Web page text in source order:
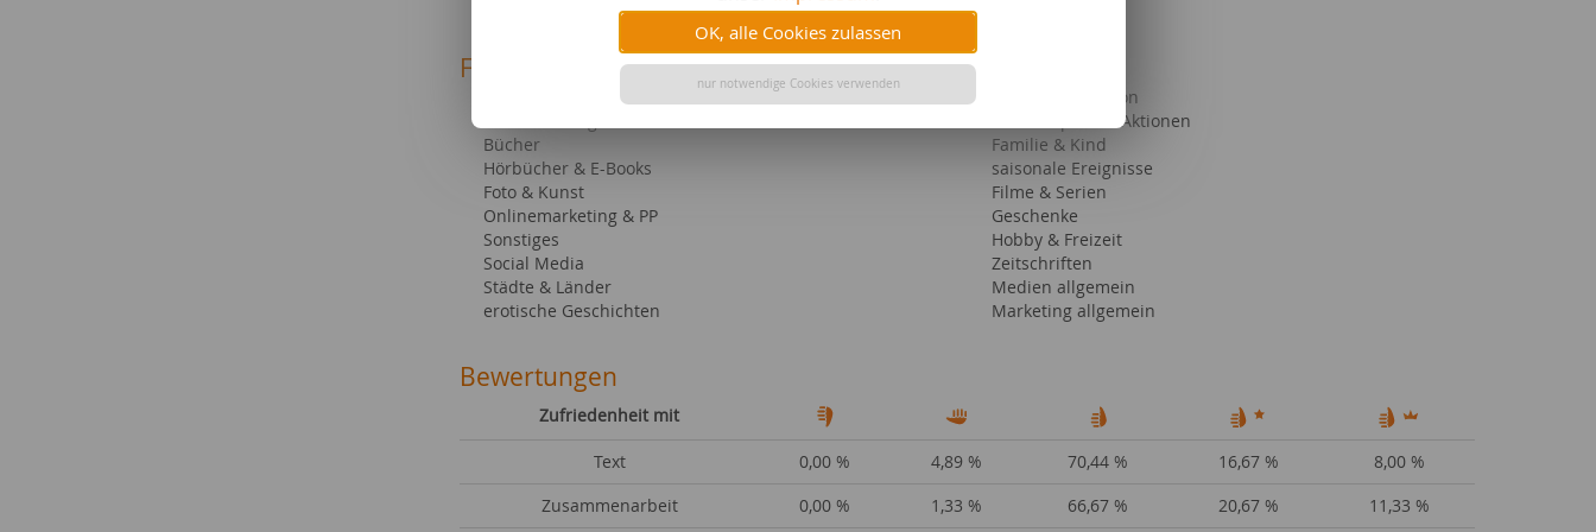
OK, alle Cookies zulassen
nur notwendige Cookies verwenden
Mittelmeer Kreuzfahrten online buchen - Pro und Kontra
Fachgebiete bei content.de
Bücher
Hörbücher & E-Books
Foto & Kunst
Onlinemarketing & PP
Sonstiges
Social Media
Städte & Länder
erotische Geschichten
Event & Promotion
Gewinnspiele & Aktionen
Familie & Kind
saisonale Ereignisse
Filme & Serien
Geschenke
Hobby & Freizeit
Zeitschriften
Medien allgemein
Marketing allgemein
Bewertungen
Zufriedenheit mit
Text 0,00 % 4,89 % 70,44 % 16,67 %
8,00 %
Zusammenarbeit
0,00 % 1,33 % 66,67 % 20,67 % 11,33 %